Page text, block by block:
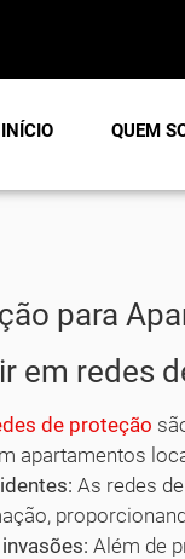
INÍCIO QUEM
para
em redes
de proteção
apartamentos
As redes
Além de